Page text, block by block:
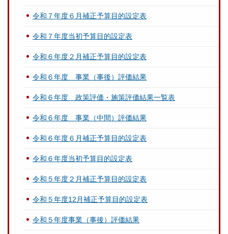
令和７年度６月補正予算目的設定表
令和７年度当初予算目的設定表
令和６年度２月補正予算目的設定表
令和６年度 事業（事後）評価結果
令和６年度 政策評価・施策評価結果一覧表
令和６年度 事業（中間）評価結果
令和６年度６月補正予算目的設定表
令和６年度当初予算目的設定表
令和５年度２月補正予算目的設定表
令和５年度12月補正予算目的設定表
令和５年度事業（事後）評価結果